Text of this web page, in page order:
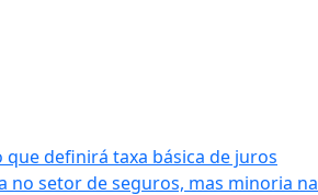
definirá taxa básica de juros
no setor de seguros, mas minoria na